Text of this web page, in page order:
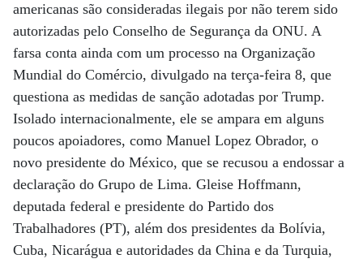
americanas são consideradas ilegais por não terem sido
autorizadas pelo Conselho de Segurança da ONU. A
farsa conta ainda com um processo na Organização
Mundial do Comércio, divulgado na terça-feira 8, que
questiona as medidas de sanção adotadas por Trump.
Isolado internacionalmente, ele se ampara em alguns
poucos apoiadores, como Manuel Lopez Obrador, o
novo presidente do México, que se recusou a endossar a
declaração do Grupo de Lima. Gleise Hoffmann,
deputada federal e presidente do Partido dos
Trabalhadores (PT), além dos presidentes da Bolívia,
Cuba, Nicarágua e autoridades da China e da Turquia,